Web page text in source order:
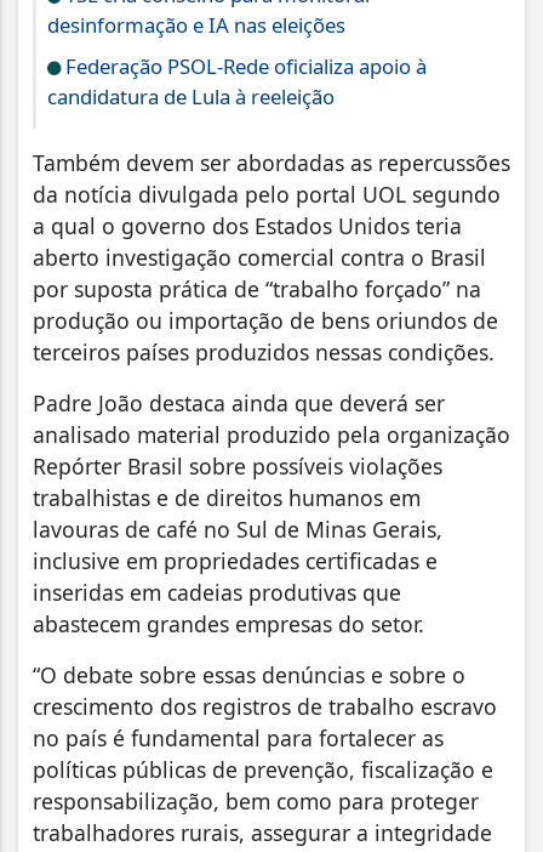
desinformação e IA nas eleições
Federação PSOL-Rede oficializa apoio à
candidatura de Lula à reeleição
Também devem ser abordadas as repercussões
da notícia divulgada pelo portal UOL segundo
a qual o governo dos Estados Unidos teria
aberto investigação comercial contra o Brasil
por suposta prática de “trabalho forçado” na
produção ou importação de bens oriundos de
terceiros países produzidos nessas condições.
Padre João destaca ainda que deverá ser
analisado material produzido pela organização
Repórter Brasil sobre possíveis violações
trabalhistas e de direitos humanos em
lavouras de café no Sul de Minas Gerais,
inclusive em propriedades certificadas e
inseridas em cadeias produtivas que
abastecem grandes empresas do setor.
“O debate sobre essas denúncias e sobre o
crescimento dos registros de trabalho escravo
no país é fundamental para fortalecer as
políticas públicas de prevenção, fiscalização e
responsabilização, bem como para proteger
trabalhadores rurais, assegurar a integridade